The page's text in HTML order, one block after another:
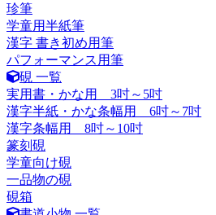
珍筆
学童用半紙筆
漢字 書き初め用筆
パフォーマンス用筆
硯 一覧
実用書・かな用 3吋～5吋
漢字半紙・かな条幅用 6吋～7吋
漢字条幅用 8吋～10吋
篆刻硯
学童向け硯
一品物の硯
硯箱